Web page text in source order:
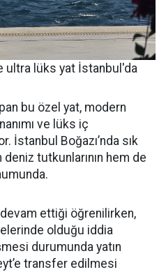
ultra lüks yat İstanbul'da
bu özel yat, modern
ve lüks iç
İstanbul Boğazı’nda sık
tutkunlarının hem de
ettiği öğrenilirken,
olduğu iddia
durumunda yatın
transfer edilmesi